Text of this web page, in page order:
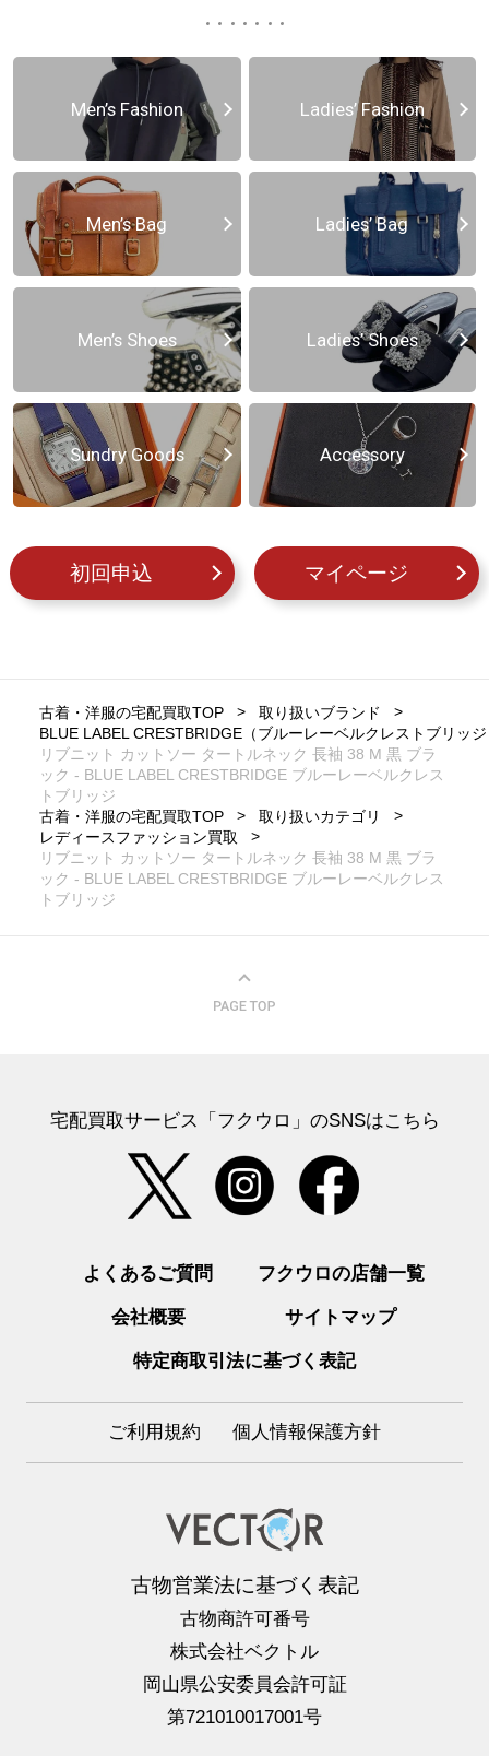
Men’s Fashion Ladies’ Fashion
Men’s Bag Ladies’ Bag
Men’s Shoes Ladies’ Shoes
Sundry Goods Accessory
初回申込 マイページ
古着・洋服の宅配買取TOP
取り扱いブランド
BLUE LABEL CRESTBRIDGE（ブルーレーベルクレストブリッ
リブニット カットソー タートルネック 長袖 38 M 黒 ブラ
ック - BLUE LABEL CRESTBRIDGE ブルーレーベルクレス
トブリッジ
古着・洋服の宅配買取TOP
取り扱いカテゴリ
レディースファッション買取
リブニット カットソー タートルネック 長袖 38 M 黒 ブラ
ック - BLUE LABEL CRESTBRIDGE ブルーレーベルクレス
トブリッジ
宅配買取サービス「フクウロ」のSNSはこちら
よくあるご質問 フクウロの店舗一覧
会社概要 サイトマップ
特定商取引法に基づく表記
ご利用規約 個人情報保護方針
古物営業法に基づく表記
古物商許可番号
株式会社ベクトル
岡山県公安委員会許可証
第721010017001号